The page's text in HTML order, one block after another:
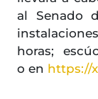
al Senado
horas;
o en https://